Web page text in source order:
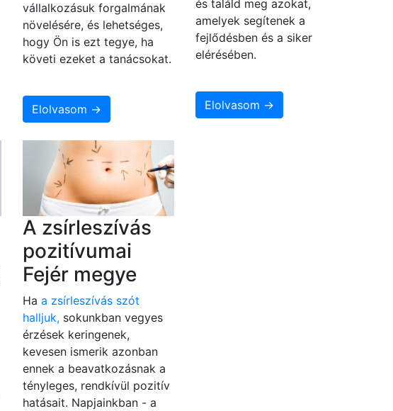
vállalkozásuk forgalmának
növelésére, és lehetséges,
hogy Ön is ezt tegye, ha
követi ezeket a tanácsokat.
Elolvasom →
és találd meg azokat,
amelyek segítenek a
fejlődésben és a siker
elérésében.
Elolvasom →
A zsírleszívás
pozitívumai
Fejér megye
Haa zsírleszívás szót
halljuk, sokunkban vegyes
érzések keringenek,
kevesen ismerik azonban
ennek a beavatkozásnak a
tényleges, rendkívül pozitív
hatásait. Napjainkban - a